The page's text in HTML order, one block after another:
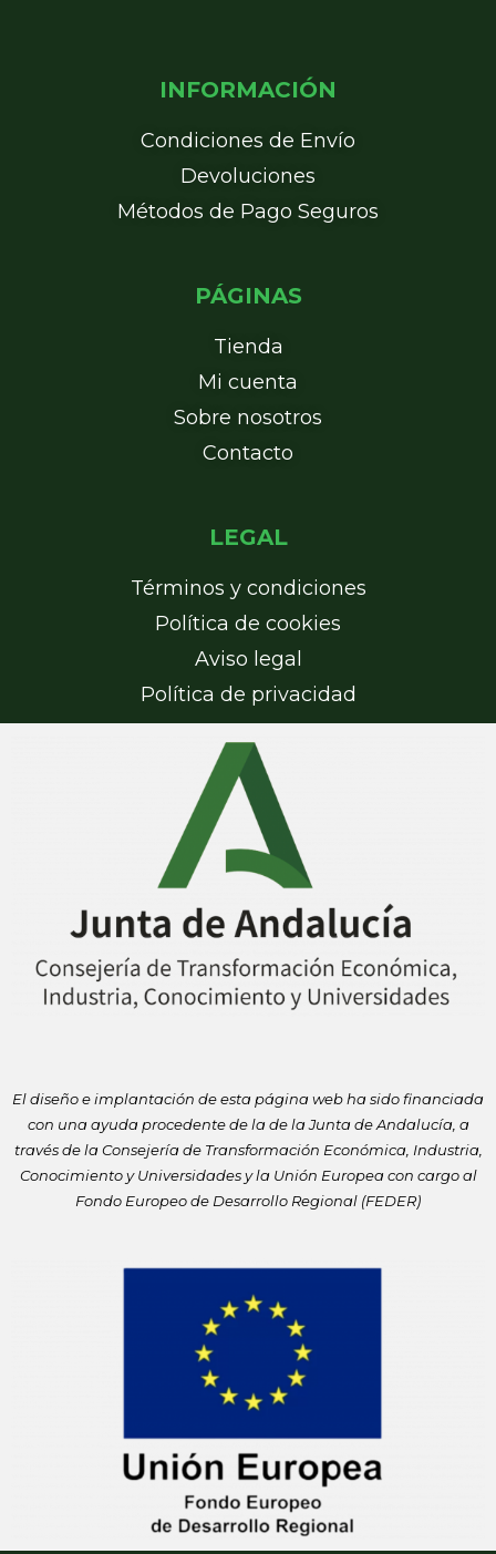
INFORMACIÓN
Condiciones de Envío
Devoluciones
Métodos de Pago Seguros
PÁGINAS
Tienda
Mi cuenta
Sobre nosotros
Contacto
LEGAL
Términos y condiciones
Política de cookies
Aviso legal
Política de privacidad
El diseño e implantación de esta página web ha sido financiada
con una ayuda procedente de la de la Junta de Andalucía, a
través de laConsejería de Transformación Económica, Industria,
Conocimiento yUniversidades y la Unión Europea con cargo al
Fondo Europeo de Desarrollo Regional (FEDER)